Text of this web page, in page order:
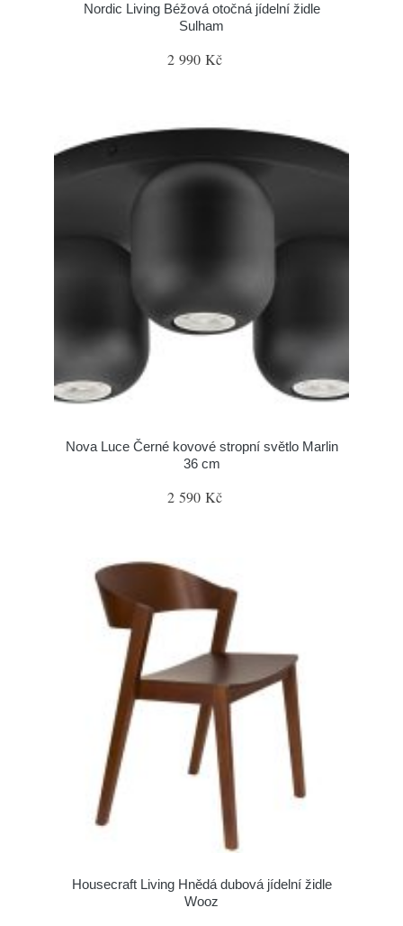
Nordic Living Béžová otočná jídelní židle
Sulham
2 990 Kč
Nova Luce Černé kovové stropní světlo Marlin
36 cm
2 590 Kč
Housecraft Living Hnědá dubová jídelní židle
Wooz